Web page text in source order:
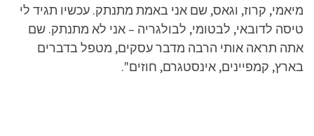
מיאמי, קרוז, וגאס, שם אני באמת מתנתק. עכשיו תגיד לי
טיסה לדובאי, לבטומי, לבולגריה – אני לא מתנתק. שם
אתה תראה אותי הרבה מדבר עסקים, מטפל בדברים
בארץ, קמפיינים, אינסטגרם, חוזים".